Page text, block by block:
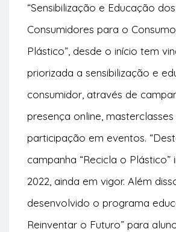
“Sensibilização e Educação dos
Consumidores para o
Plástico”, desde o início tem
priorizada a sensibilização e
consumidor, através de
presença online, masterclasses
participação em eventos.
campanha “Recicla o Plástico”
2022, ainda em vigor. Além
desenvolvido o programa
Reinventar o Futuro” para